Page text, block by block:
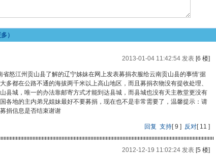
）
2013-01-04 11:42:54 发表[6 楼]
怒江州贡山县了解的辽宁姊妹在网上发表募捐衣服给云南贡山县的事情‘据
多都在公路不通的海拔两千米以上高山地区，而且募捐衣物没有提收处理、
县城，唯一的办法靠邮寄方式才能到达县城，而县城也没有天主教堂更没有
各地的主内弟兄姐妹最好不要募捐，现在也不是非常需要了，温馨提示：请
捐信息是否结束谢谢
回复 支持[9 ] 反对[11 ]
2012-12-19 11:02:24 发表[5 楼]